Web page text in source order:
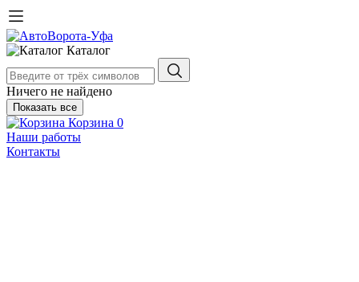
Каталог
Ничего не найдено
Показать все
Корзина 0
Наши работы
Контакты